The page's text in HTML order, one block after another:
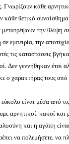
Γνωρίζουν κάθε
κάθε θετικό
την θλίψη
εμπειρία, την
τις καταστάσεις
Δεν γεννήθηκαν έτσι
ο χαρακτήρας τους από
είναι μέσα από
αρνητικοί, κακοί και
και η αγάπη
να πολεμήσετε, να